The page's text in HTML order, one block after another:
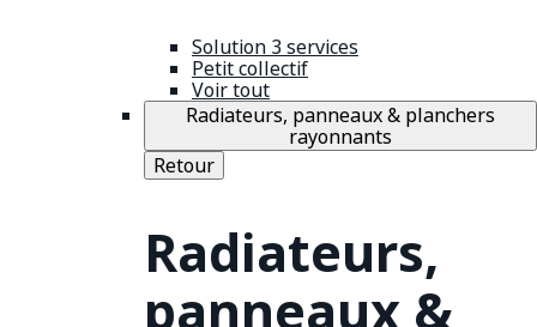
Solution 3 services
Petit collectif
Voir tout
Radiateurs, panneaux & planchers
rayonnants
Retour
Radiateurs,
panneaux &